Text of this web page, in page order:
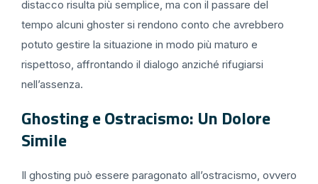
distacco risulta più semplice, ma con il passare del
tempo alcuni ghoster si rendono conto che avrebbero
potuto gestire la situazione in modo più maturo e
rispettoso, affrontando il dialogo anziché rifugiarsi
nell’assenza.
Ghosting e Ostracismo: Un Dolore
Simile
Il ghosting può essere paragonato all’ostracismo, ovvero